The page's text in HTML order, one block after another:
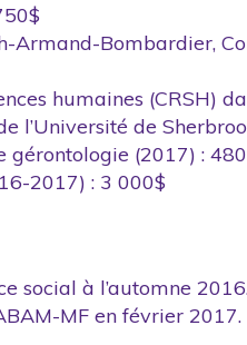
Armand-Bombardier,
humaines
l’Université de
gérontologie (2017) :
2017) : 3 000$
social à l’automne
MF en février 2017.